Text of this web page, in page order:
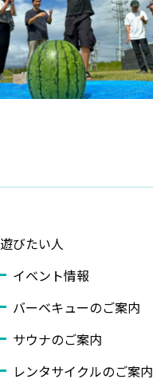
遊びたい人
イベント情報
バーベキューのご案内
サウナのご案内
レンタサイクルのご案内